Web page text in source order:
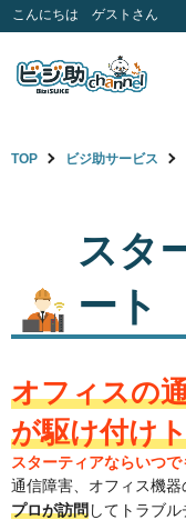
こんにちは ゲストさん
TOP ビジ助サービス
スタ
ート
オフィスの
が駆け付け
スターティアならいつ
通信障害、オフィス機
プロが訪問してトラブル